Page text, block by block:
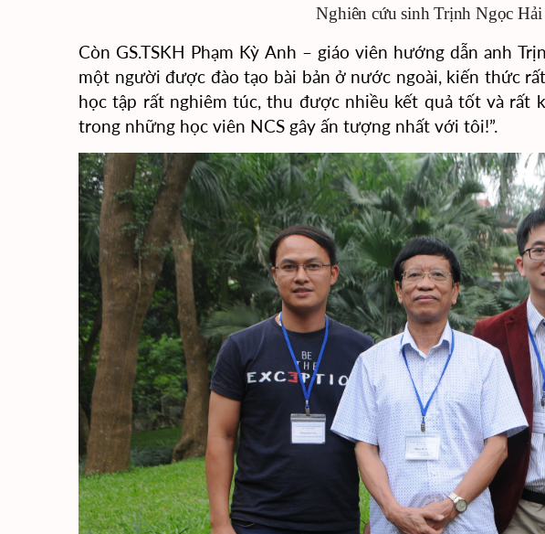
Nghiên cứu sinh Trịnh Ngọc
Còn GS.TSKH Phạm Kỳ Anh – giáo viên hướng dẫn anh
một người được đào tạo bài bản ở nước ngoài, kiến thức
học tập rất nghiêm túc, thu được nhiều kết quả tốt và rất
trong những học viên NCS gây ấn tượng nhất với tôi!”.